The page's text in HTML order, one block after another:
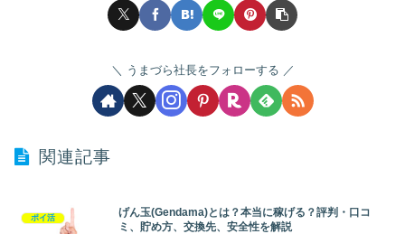
うまづら社長をフォローする
関連記事
ポイ活
げん玉(Gendama)とは？本当に稼げる？評判・口コ
ミ、貯め方、交換先、安全性を解説